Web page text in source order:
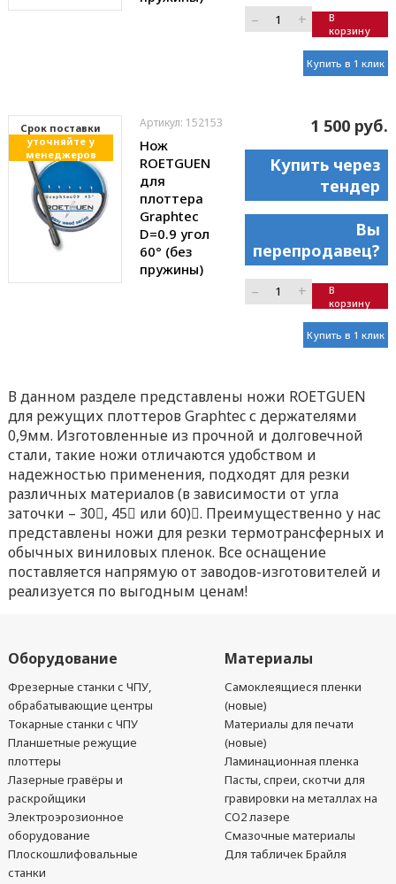
– +
В
корзину
Купить в 1 клик
Cрок поставки
уточняйте у
менеджеров
Артикул: 152153
Нож
ROETGUEN
для
плоттера
Graphtec
D=0.9 угол
60° (без
пружины)
1 500 руб.
Купить через
тендер
Вы
перепродавец?
– +
В
корзину
Купить в 1 клик
В данном разделе представлены ножи ROETGUEN
для режущих плоттеров Graphtec с держателями
0,9мм. Изготовленные из прочной и долговечной
стали, такие ножи отличаются удобством и
надежностью применения, подходят для резки
различных материалов (в зависимости от угла
заточки – 30, 45 или 60). Преимущественно у нас
представлены ножи для резки термотрансферных и
обычных виниловых пленок. Все оснащение
поставляется напрямую от заводов-изготовителей и
реализуется по выгодным ценам!
Оборудование
Фрезерные станки с ЧПУ,
обрабатывающие центры
Токарные станки с ЧПУ
Планшетные режущие
плоттеры
Лазерные гравёры и
раскройщики
Электроэрозионное
оборудование
Плоскошлифовальные
станки
Материалы
Самоклеящиеся пленки
(новые)
Материалы для печати
(новые)
Ламинационная пленка
Пасты, спреи, скотчи для
гравировки на металлах на
CO2 лазере
Смазочные материалы
Для табличек Брайля